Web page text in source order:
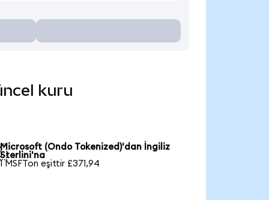
kuru
Microsoft (Ondo Tokenized)'dan İngiliz
Sterlini'na
1 MSFTon eşittir £371,94